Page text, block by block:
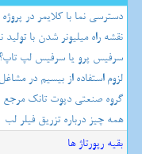
دسترسی نما با کلایمر در
نقشه راه میلیونر شدن با تولید
سرفیس پرو یا سرفیس لپ تاپ؟
لزوم استفاده از بیسیم در
گروه صنعتی دپوت تانک
همه چیز درباره تزریق فیلر لب
بقیه رپورتاژ ها